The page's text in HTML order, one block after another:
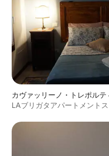
カヴァッリーノ・トレポルテ
LAブリガタアパートメント